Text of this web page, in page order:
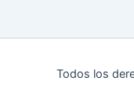
Todos los